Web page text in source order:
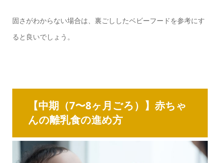
固さがわからない場合は、裏ごししたベビーフードを参考にす
ると良いでしょう。
【中期（7〜8ヶ月ごろ）】赤ちゃ
んの離乳食の進め方